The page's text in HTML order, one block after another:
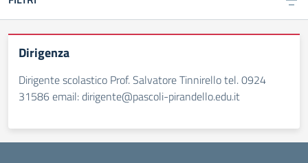
Dirigenza
Dirigente scolastico Prof. Salvatore Tinnirello tel. 0924
31586 email: dirigente@pascoli-pirandello.edu.it